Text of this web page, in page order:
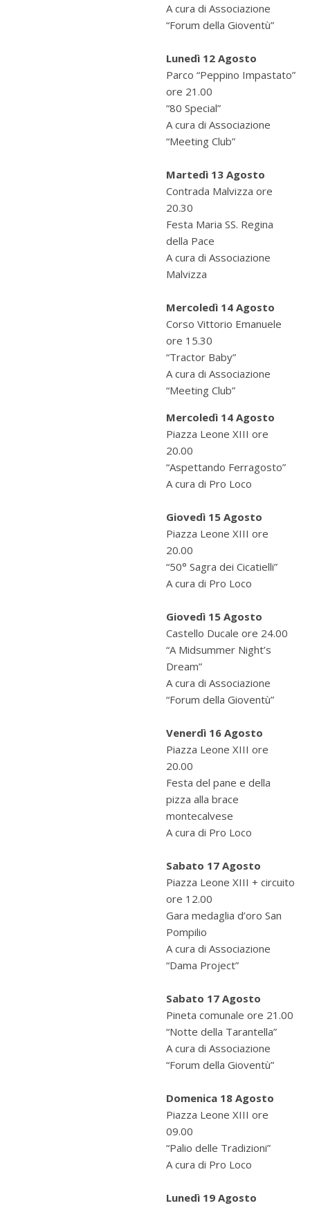
A cura di Associazione
“Forum della Gioventù”
Lunedì 12 Agosto
Parco “Peppino Impastato”
ore 21.00
“80 Special”
A cura di Associazione
“Meeting Club”
Martedì 13 Agosto
Contrada Malvizza ore
20.30
Festa Maria SS. Regina
della Pace
A cura di Associazione
Malvizza
Mercoledì 14 Agosto
Corso Vittorio Emanuele
ore 15.30
“Tractor Baby”
A cura di Associazione
“Meeting Club”
Mercoledì 14 Agosto
Piazza Leone XIII ore
20.00
“Aspettando Ferragosto”
A cura di Pro Loco
Giovedì 15 Agosto
Piazza Leone XIII ore
20.00
“50° Sagra dei Cicatielli”
A cura di Pro Loco
Giovedì 15 Agosto
Castello Ducale ore 24.00
“A Midsummer Night’s
Dream”
A cura di Associazione
“Forum della Gioventù”
Venerdì 16 Agosto
Piazza Leone XIII ore
20.00
Festa del pane e della
pizza alla brace
montecalvese
A cura di Pro Loco
Sabato 17 Agosto
Piazza Leone XIII + circuito
ore 12.00
Gara medaglia d’oro San
Pompilio
A cura di Associazione
“Dama Project”
Sabato 17 Agosto
Pineta comunale ore 21.00
“Notte della Tarantella”
A cura di Associazione
“Forum della Gioventù”
Domenica 18 Agosto
Piazza Leone XIII ore
09.00
“Palio delle Tradizioni”
A cura di Pro Loco
Lunedì 19 Agosto